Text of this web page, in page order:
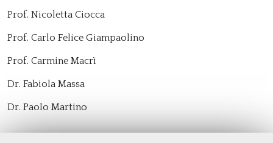
Prof. Nicoletta Ciocca
Prof. Carlo Felice Giampaolino
Prof. Carmine Macrì
Dr. Fabiola Massa
Dr. Paolo Martino